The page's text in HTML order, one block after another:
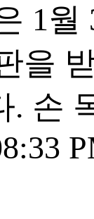
1
을
. 손